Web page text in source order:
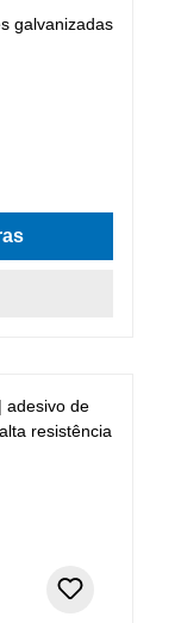
galvanizadas